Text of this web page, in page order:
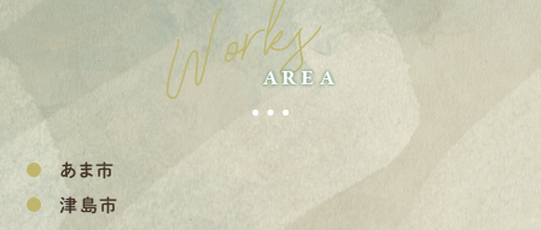
Works
AREA
あま市
津島市